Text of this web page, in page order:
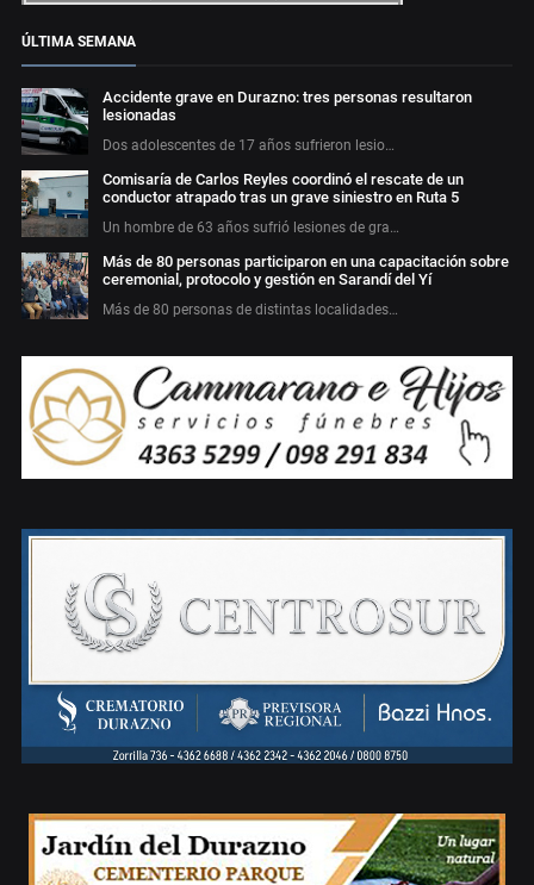
ÚLTIMA SEMANA
Accidente grave en Durazno: tres personas resultaron
lesionadas
Dos adolescentes de 17 años sufrieron lesio…
Comisaría de Carlos Reyles coordinó el rescate de un
conductor atrapado tras un grave siniestro en Ruta 5
Un hombre de 63 años sufrió lesiones de gra…
Más de 80 personas participaron en una capacitación sobre
ceremonial, protocolo y gestión en Sarandí del Yí
Más de 80 personas de distintas localidades…